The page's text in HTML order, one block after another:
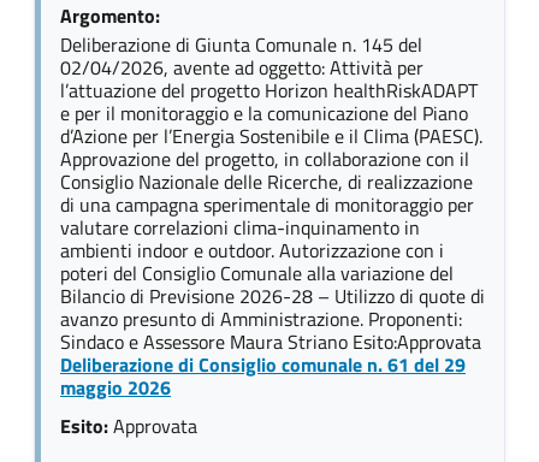
Argomento:
Deliberazione di Giunta Comunale n. 145 del
02/04/2026, avente ad oggetto: Attività per
l’attuazione del progetto Horizon healthRiskADAPT
e per il monitoraggio e la comunicazione del Piano
d’Azione per l’Energia Sostenibile e il Clima (PAESC).
Approvazione del progetto, in collaborazione con il
Consiglio Nazionale delle Ricerche, di realizzazione
di una campagna sperimentale di monitoraggio per
valutare correlazioni clima-inquinamento in
ambienti indoor e outdoor. Autorizzazione con i
poteri del Consiglio Comunale alla variazione del
Bilancio di Previsione 2026-28 – Utilizzo di quote di
avanzo presunto di Amministrazione. Proponenti:
Sindaco e Assessore Maura Striano Esito:Approvata
Deliberazione di Consiglio comunale n. 61 del 29
maggio 2026
Esito:Approvata